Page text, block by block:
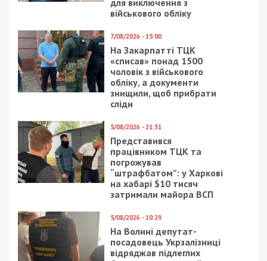
Приєднатися
Читайте також
На Київщині директор держпідприємства
НААН організував виведення з
держвласності землі на понад 22 млн грн
Следующая статья:
У ексначальника ДСНС на Запоріжжі
Мілаєнка виявили майже 13 млн грн
необґрунтованих активів